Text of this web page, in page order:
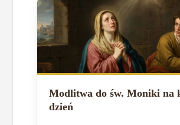
Modlitwa do św. Moniki na
dzień